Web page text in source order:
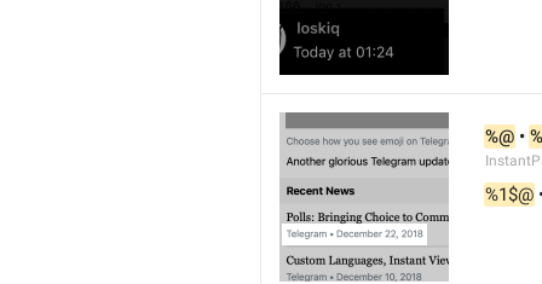
%@ •
%1$@